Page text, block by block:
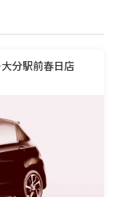
分駅前春日店